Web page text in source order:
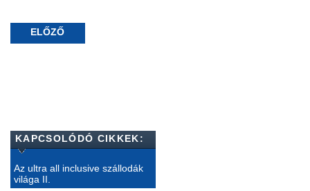
ELŐZŐ
KAPCSOLÓDÓ CIKKEK:
Az ultra all inclusive szállodák
világa II.